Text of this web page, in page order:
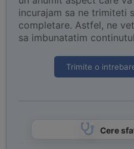
incurajam sa ne trimiteti
completare. Astfel, ne
sa imbunatatim
Trimite o
Cere